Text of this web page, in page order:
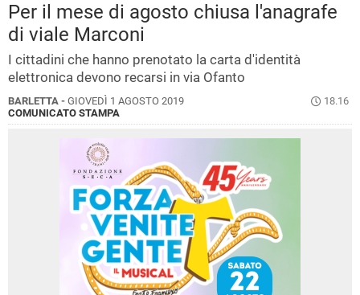
Per il mese di agosto chiusa l'anagrafe
di viale Marconi
I cittadini che hanno prenotato la carta d'identità
elettronica devono recarsi in via Ofanto
BARLETTA - GIOVEDÌ 1 AGOSTO 2019
18.16
COMUNICATO STAMPA